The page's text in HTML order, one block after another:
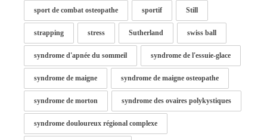
sport de combat osteopathe sportif Still
strapping stress Sutherland swiss ball
syndrome d'apnée du sommeil syndrome de l'essuie-glace
syndrome de maigne syndrome de maigne osteopathe
syndrome de morton syndrome des ovaires polykystiques
syndrome douloureux régional complexe